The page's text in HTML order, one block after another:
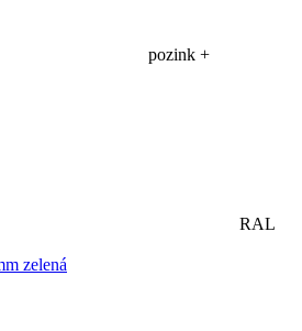
pozink +
RAL
zelená